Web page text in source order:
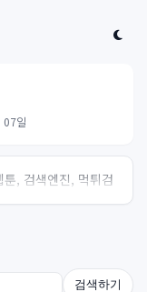
07일
, 검색엔진, 먹튀검
이트! 여기여
검색하기